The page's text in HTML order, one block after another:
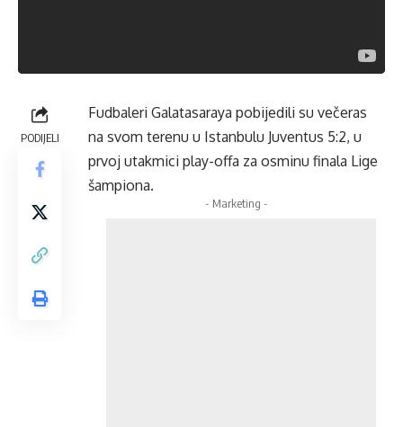
PODIJELI
Fudbaleri Galatasaraya pobijedili su večeras
na svom terenu u Istanbulu Juventus 5:2, u
prvoj utakmici play-offa za osminu finala Lige
šampiona.
- Marketing -